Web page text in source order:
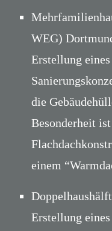
WEG)
Erstellung
die
Besonderheit
einem
Erstellung